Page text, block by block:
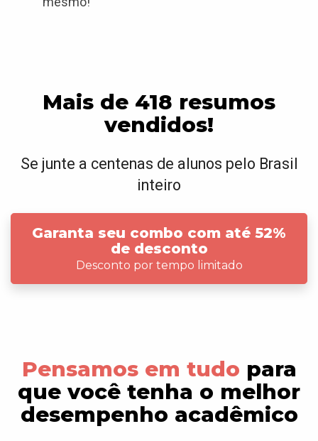
Mais de 418 resumos
vendidos!
Se junte a centenas de alunos pelo Brasil
inteiro
Garanta seu combo com até 52%
de desconto
Desconto por tempo limitado
Pensamos em tudo para
que você tenha o melhor
desempenho acadêmico